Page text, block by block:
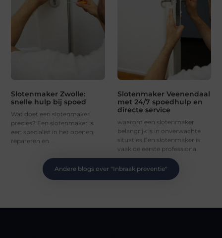
Slotenmaker Zwolle:
snelle hulp bij spoed
Wat doet een slotenmaker
precies? Een slotenmaker is
een specialist in het openen,
repareren en
Slotenmaker Veenendaal
met 24/7 spoedhulp en
directe service
waarom een slotenmaker
belangrijk is in onverwachte
situaties Een slotenmaker is
vaak de eerste professional
Andere blogs over "Inbraak preventie"